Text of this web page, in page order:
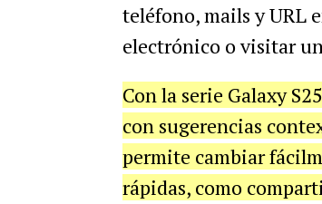
teléfono, mails y URL
electrónico o visitar
Con la serie Galaxy
con sugerencias
permite cambiar
rápidas, como